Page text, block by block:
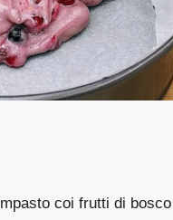
coi frutti di